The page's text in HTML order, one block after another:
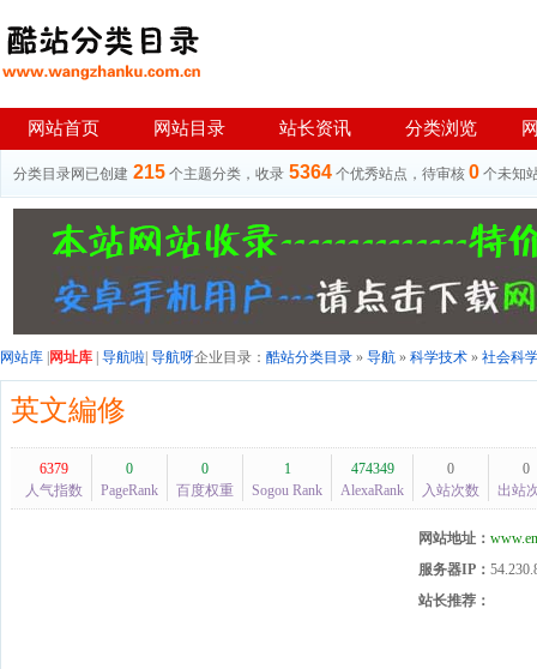
网站首页 网站目录 站长资讯 分类浏览
分类目录网已创建 215 个主题分类，收录 5364 个优秀站点，待审核 0 个未知
网站库 网址库 导航啦 导航呀企业目录： 酷站分类目录 » 导航 » 科学技术 » 社会科
英文編修
6379
人气指数
0
PageRank
0
百度权重
1
Sogou Rank
474349
AlexaRank
0
入站次数
0
出站
网站地址：
服务器IP：
站长推荐：